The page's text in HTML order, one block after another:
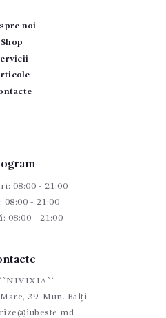
noi
Shop
08:00 - 21:00
08:00 - 21:00
08:00 - 21:00
``NIVIXIA``
39. Mun. Bălți